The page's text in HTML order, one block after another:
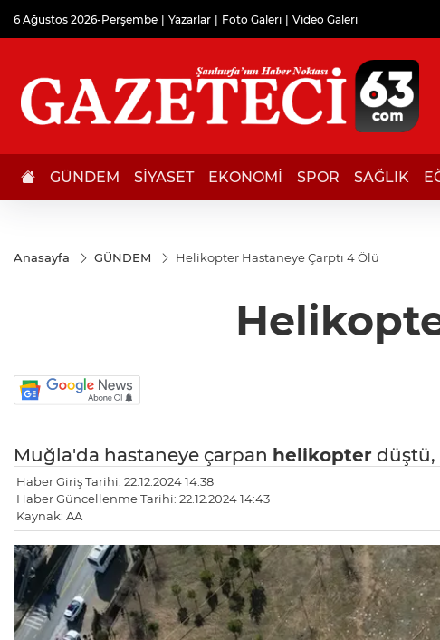
6 Ağustos 2026-Perşembe Yazarlar Foto Galeri Video Galeri
GÜNDEM SİYASET EKONOMİ SPOR SAĞLIK
Anasayfa GÜNDEM Helikopter Hastaneye Çarptı 4 Ölü
Muğla'da hastaneye çarpan helikopter düştü,
Haber Giriş Tarihi: 22.12.2024 14:38
Haber Güncellenme Tarihi: 22.12.2024 14:43
Kaynak: AA